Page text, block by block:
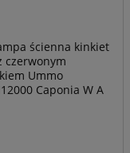
ścienna kinkiet
czerwonym
Ummo
Caponia W A